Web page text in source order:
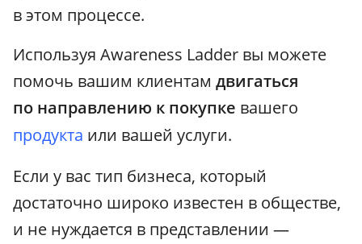
в этом процессе.
Используя Awareness Ladder вы можете
помочь вашим клиентам двигаться
по направлению к покупке вашего
продукта или вашей услуги.
Если у вас тип бизнеса, который
достаточно широко известен в обществе,
и не нуждается в представлении —